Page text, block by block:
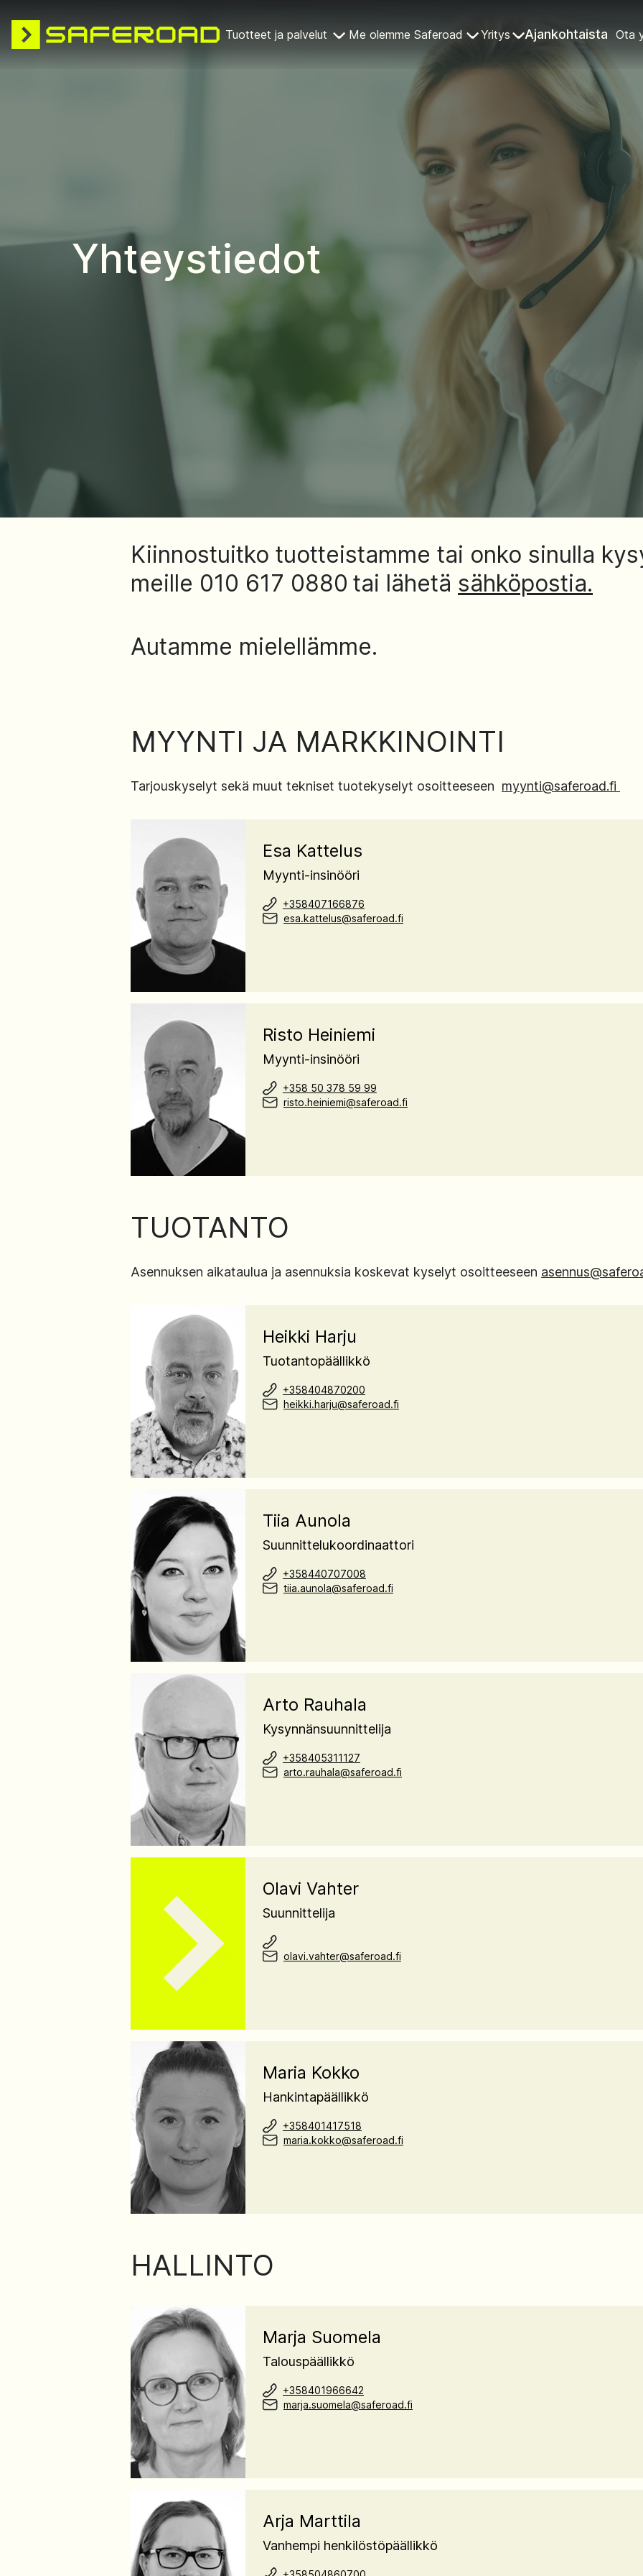
Tuotteet ja palvelut Me olemme Saferoad Yritys Ajankohtaista Ota
Yhteystiedot
Kiinnostuitko tuotteistamme tai onko sinulla
meille 010 617 0880 tai lähetä sähköpostia.
Autamme mielellämme.
MYYNTI JA MARKKINOINTI
Tarjouskyselyt sekä muut tekniset tuotekyselyt osoitteeseen myynti@saferoad.fi
Esa Kattelus
Myynti-insinööri
+358407166876
esa.kattelus@saferoad.fi
Risto Heiniemi
Myynti-insinööri
+358 50 378 59 99
risto.heiniemi@saferoad.fi
TUOTANTO
Asennuksen aikataulua ja asennuksia koskevat kyselyt osoitteeseen
Heikki Harju
Tuotantopäällikkö
+358404870200
heikki.harju@saferoad.fi
Tiia Aunola
Suunnittelukoordinaattori
+358440707008
tiia.aunola@saferoad.fi
Arto Rauhala
Kysynnänsuunnittelija
+358405311127
arto.rauhala@saferoad.fi
Olavi Vahter
Suunnittelija
olavi.vahter@saferoad.fi
Maria Kokko
Hankintapäällikkö
+358401417518
maria.kokko@saferoad.fi
HALLINTO
Marja Suomela
Talouspäällikkö
+358401966642
marja.suomela@saferoad.fi
Arja Marttila
Vanhempi henkilöstöpäällikkö